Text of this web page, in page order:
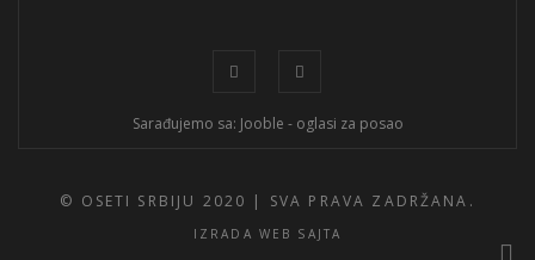
Sarađujemo sa: Jooble - oglasi za posao
© OSETI SRBIJU 2020 | SVA PRAVA ZADRŽANA.
IZRADA WEB SAJTA